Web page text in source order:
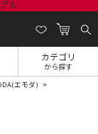
カテゴリ
から探す
エモダ)